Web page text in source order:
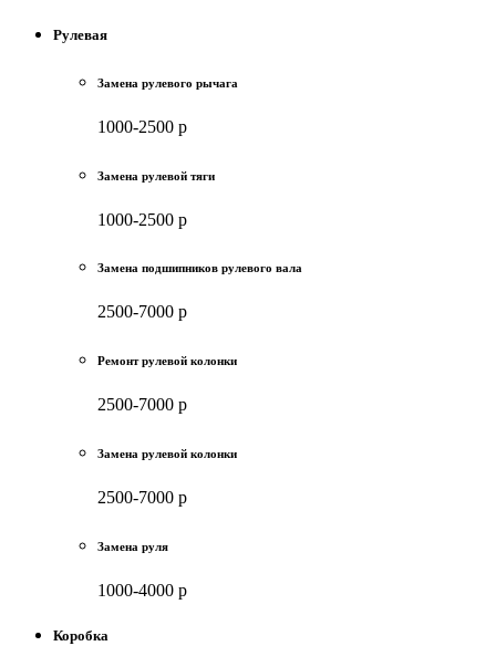
Рулевая
Замена рулевого рычага
1000-2500 р
Замена рулевой тяги
1000-2500 р
Замена подшипников рулевого вала
2500-7000 р
Ремонт рулевой колонки
2500-7000 р
Замена рулевой колонки
2500-7000 р
Замена руля
1000-4000 р
Коробка